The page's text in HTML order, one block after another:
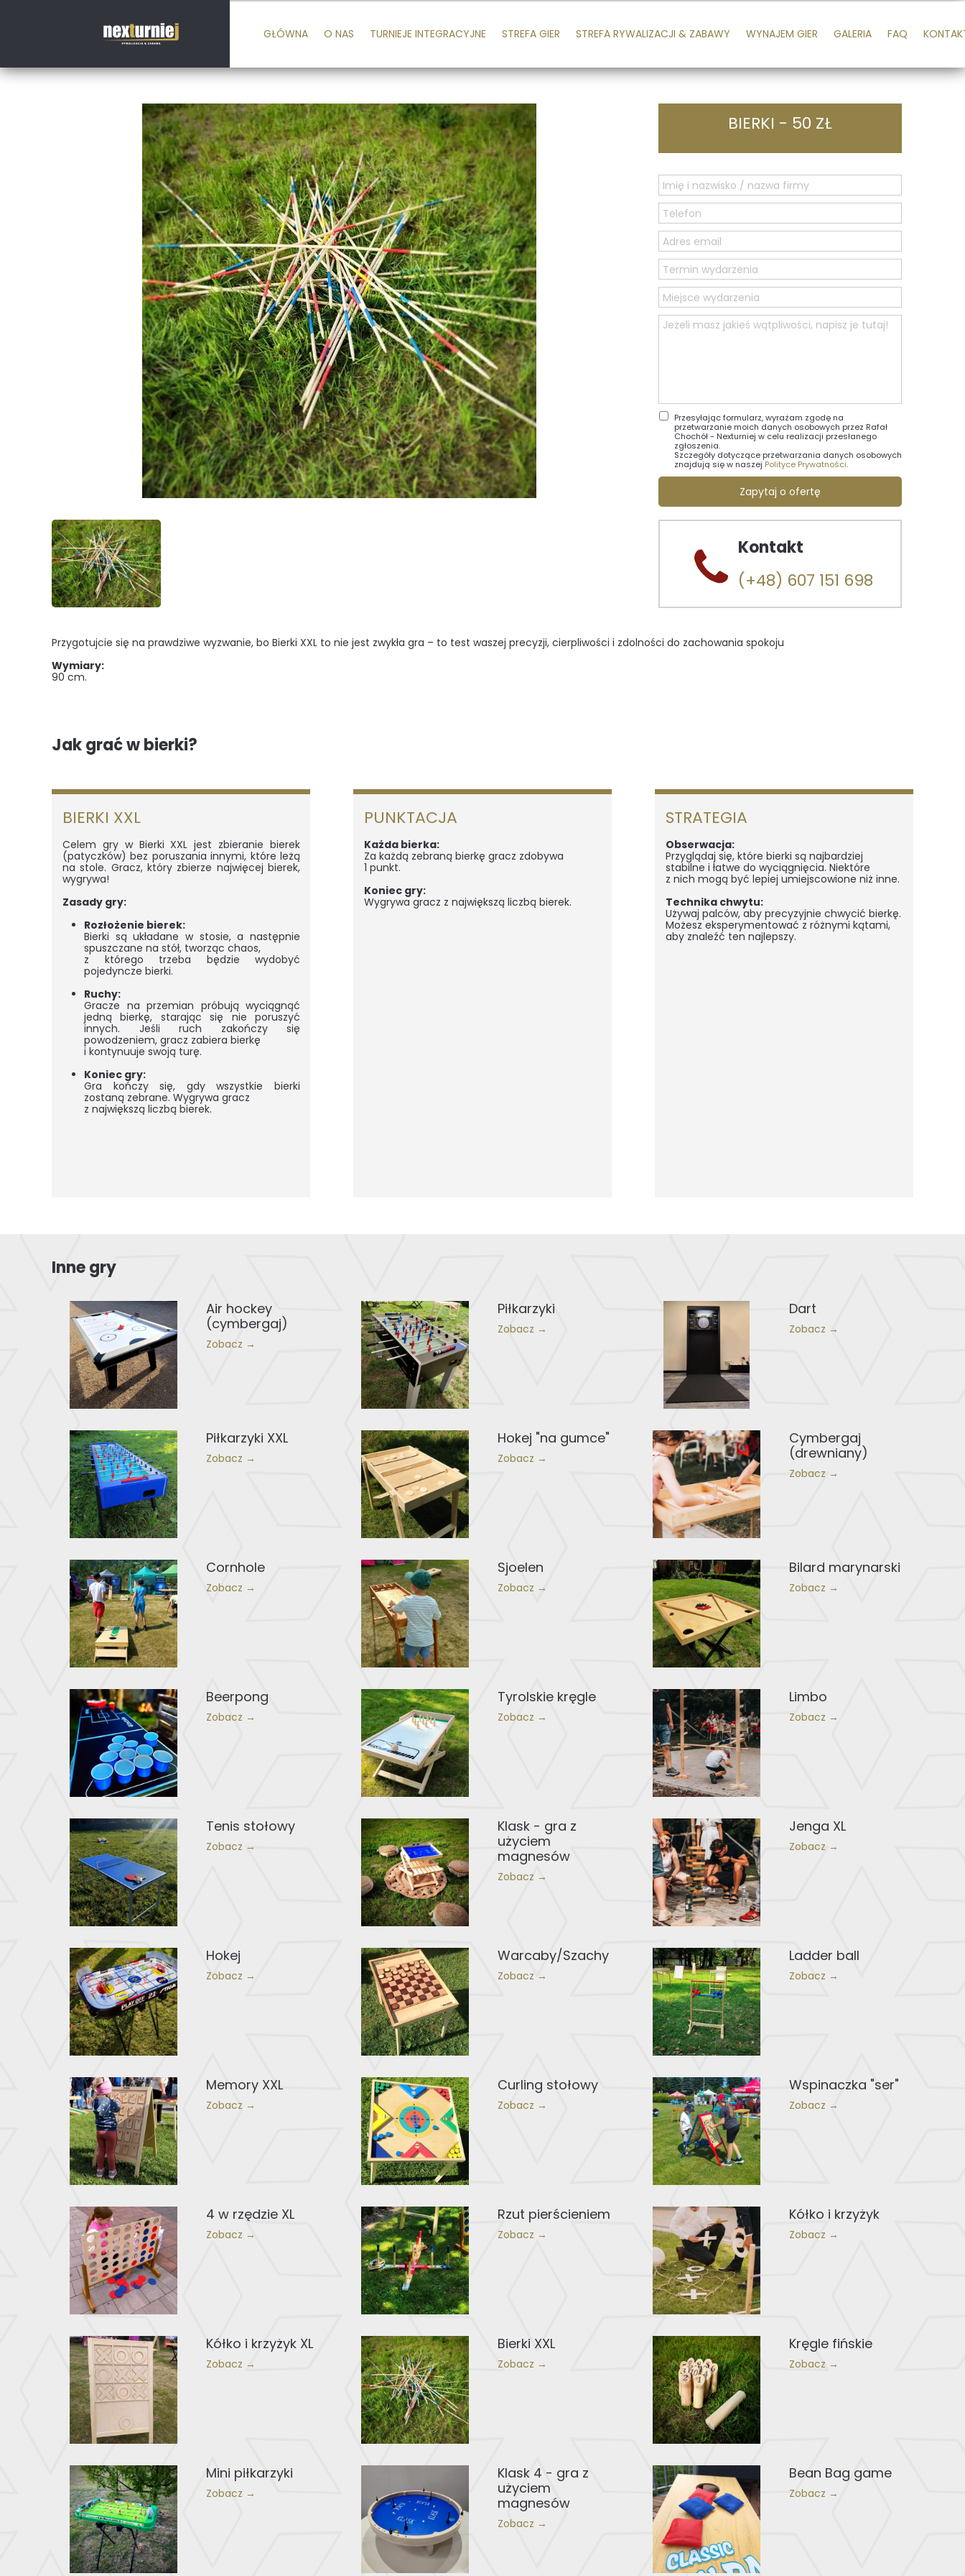
GŁÓWNA O NAS TURNIEJE INTEGRACYJNE STREFA GIER STREFA RYWALIZACJI & ZABAWY WYNAJEM GIER GALERIA FAQ
Jak grać w bierki?
PUNKTACJA
Każda bierka:
Za każdą zebraną bierkę gracz zdobywa
1 punkt.
Koniec gry:
Wygrywa gracz z największą liczbą bierek.
BIERKI XXL
Celem gry w Bierki XXL jest zbieranie bierek
(patyczków) bez poruszania innymi, które leżą
na stole. Gracz, który zbierze najwięcej bierek,
wygrywa!
Zasady gry:
Rozłożenie bierek:
Bierki są układane w stosie, a następnie
spuszczane na stół, tworząc chaos,
z którego trzeba będzie wydobyć
pojedyncze bierki.
Ruchy:
Gracze na przemian próbują wyciągnąć
jedną bierkę, starając się nie poruszyć
innych. Jeśli ruch zakończy się
powodzeniem, gracz zabiera bierkę
i kontynuuje swoją turę.
Koniec gry:
Gra kończy się, gdy wszystkie bierki
zostaną zebrane. Wygrywa gracz
z największą liczbą bierek.
STRATEGIA
Obserwacja:
Przyglądaj się, które bierki są najbardziej
stabilne i łatwe do wyciągnięcia. Niektóre
z nich mogą być lepiej umiejscowione niż inne.
Technika chwytu:
Używaj palców, aby precyzyjnie chwycić bierkę.
Możesz eksperymentować z różnymi kątami,
aby znaleźć ten najlepszy.
(+48) 607 151 698
Kontakt
BIERKI - 50 ZŁ
Przesyłając formularz, wyrażam zgodę na
przetwarzanie moich danych osobowych przez Rafał
Chochół - Nexturniej w celu realizacji przesłanego
zgłoszenia.
Szczegóły dotyczące przetwarzania danych osobowych
znajdują się w naszej Polityce Prywatności.
Zapytaj o ofertę
Przygotujcie się na prawdziwe wyzwanie, bo Bierki XXL to nie jest zwykła gra – to test waszej precyzji, cierpliwości i zdolności do zachowania spokoju
Wymiary:
90 cm.
Inne gry
Air hockey
(cymbergaj)
Zobacz →
Piłkarzyki
Zobacz →
Dart
Zobacz →
Piłkarzyki XXL
Zobacz →
Hokej "na gumce"
Zobacz →
Cymbergaj
(drewniany)
Zobacz →
Cornhole
Zobacz →
Sjoelen
Zobacz →
Bilard marynarski
Zobacz →
Beerpong
Zobacz →
Tyrolskie kręgle
Zobacz →
Limbo
Zobacz →
Tenis stołowy
Zobacz →
Klask - gra z
użyciem
magnesów
Zobacz →
Jenga XL
Zobacz →
Hokej
Zobacz →
Warcaby/Szachy
Zobacz →
Ladder ball
Zobacz →
Memory XXL
Zobacz →
Curling stołowy
Zobacz →
Wspinaczka "ser"
Zobacz →
4 w rzędzie XL
Zobacz →
Rzut pierścieniem
Zobacz →
Kółko i krzyżyk
Zobacz →
Kółko i krzyżyk XL
Zobacz →
Bierki XXL
Zobacz →
Kręgle fińskie
Zobacz →
Mini piłkarzyki
Zobacz →
Klask 4 - gra z
użyciem
magnesów
Zobacz →
Bean Bag game
Zobacz →